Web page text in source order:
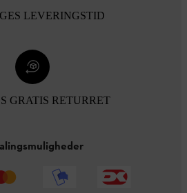
LEVERINGSTID
GRATIS RETURRET